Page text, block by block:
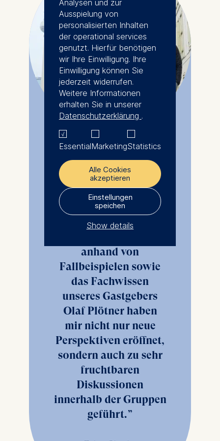
Teilnehmer-Stimmen: Solid
Growth - Winning with
Business Strategies
Die Analyse gängiger
Fallstricke und der
anhand von
Fallbeispielen sowie
das Fachwissen
unseres Gastgebers
Olaf Plötner haben
mir nicht nur neue
Perspektiven eröffnet,
sondern auch zu sehr
fruchtbaren
Diskussionen
innerhalb der Gruppen
geführt.
Analysen und zur
Ausspielung von
personalisierten Inhalten
der operational services
genutzt. Hierfür benötigen
wir Ihre Einwilligung. Ihre
Einwilligung können Sie
jederzeit widerrufen.
Weitere Informationen
erhalten Sie in unserer
Datenschutzerklärung .
EssentialMarketingStatistics
Alle Cookies
akzeptieren
Einstellungen
speichen
Show details
The controller responsible
for data processing is
ESMT European School of
Management and
Technology GmbH
Schlossplatz 1, 10178 Berlin,
Germany
We use cookies for the
following purposes:
Analyzing website
usage
Improving our services
Marketing and
personalized content